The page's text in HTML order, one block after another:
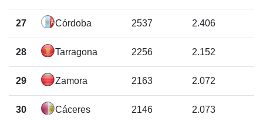
27 Córdoba 2537 2.406
28 Tarragona 2256 2.152
29 Zamora 2163 2.072
30 Cáceres 2146 2.073